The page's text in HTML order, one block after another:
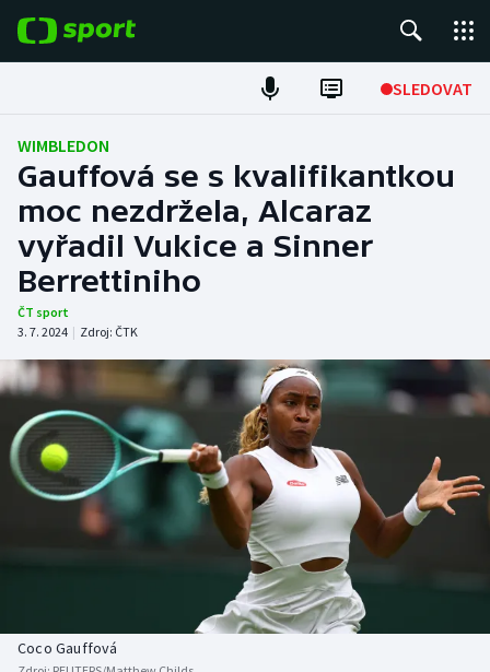
SLEDOVAT
Fotbal
Hokej
Tenis
Atletika
DALŠÍ SPORTY
Americký fotbal
Baseball a softbal
Boby a skeleton
NEPŘEHLÉDNĚTE
Soutěže
AZ kvíz
WIMBLEDON
Gauffová se s kvalifikantkou
moc nezdržela, Alcaraz
vyřadil Vukice a Sinner
Berrettiniho
ČT sport
3. 7. 2024 | Zdroj: ČTK
Coco Gauffová